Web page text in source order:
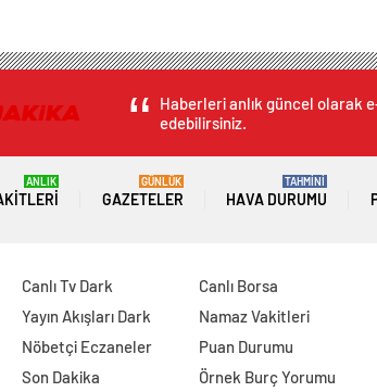
Haberleri anlık güncel olarak
edebilirsiniz.
ANLIK
GAZETELER
GÜNLÜK
HAVA DURUMU
TAHMİNİ
Canlı Tv Dark
Yayın Akışları Dark
Nöbetçi Eczaneler
Son Dakika
Canlı Borsa
Namaz Vakitleri
Puan Durumu
Örnek Burç Yorumu